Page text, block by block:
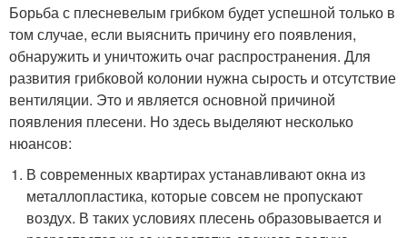
Борьба с плесневелым грибком будет успешной только в
том случае, если выяснить причину его появления,
обнаружить и уничтожить очаг распространения. Для
развития грибковой колонии нужна сырость и отсутствие
вентиляции. Это и является основной причиной
появления плесени. Но здесь выделяют несколько
нюансов:
В современных квартирах устанавливают окна из
металлопластика, которые совсем не пропускают
воздух. В таких условиях плесень образовывается и